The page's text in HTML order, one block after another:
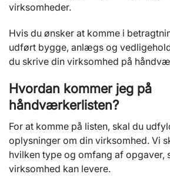
virksomheder.
Hvis du ønsker at komme i
udført bygge, anlægs og
du skrive din virksomhed på
Hvordan kommer jeg på
håndværkerlisten?
For at komme på listen, skal du
oplysninger om din virksomhed. Vi
hvilken type og omfang af opgaver,
virksomhed kan levere.